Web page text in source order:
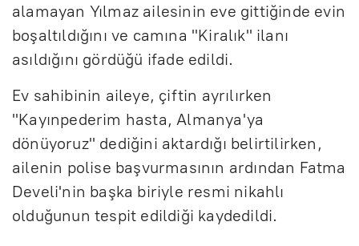
alamayan Yılmaz ailesinin eve gittiğinde evin
boşaltıldığını ve camına "Kiralık" ilanı
asıldığını gördüğü ifade edildi.
Ev sahibinin aileye, çiftin ayrılırken
"Kayınpederim hasta, Almanya'ya
dönüyoruz" dediğini aktardığı belirtilirken,
ailenin polise başvurmasının ardından Fatma
Develi'nin başka biriyle resmi nikahlı
olduğunun tespit edildiği kaydedildi.